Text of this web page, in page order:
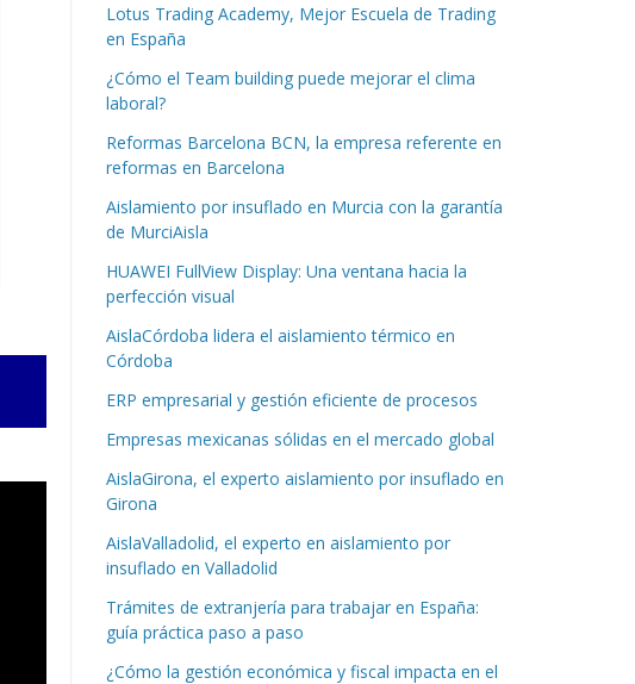
Lotus Trading Academy, Mejor Escuela de Trading
en España
¿Cómo el Team building puede mejorar el clima
laboral?
Reformas Barcelona BCN, la empresa referente en
reformas en Barcelona
Aislamiento por insuflado en Murcia con la garantía
de MurciAisla
HUAWEI FullView Display: Una ventana hacia la
perfección visual
AislaCórdoba lidera el aislamiento térmico en
Córdoba
ERP empresarial y gestión eficiente de procesos
Empresas mexicanas sólidas en el mercado global
AislaGirona, el experto aislamiento por insuflado en
Girona
AislaValladolid, el experto en aislamiento por
insuflado en Valladolid
Trámites de extranjería para trabajar en España:
guía práctica paso a paso
¿Cómo la gestión económica y fiscal impacta en el